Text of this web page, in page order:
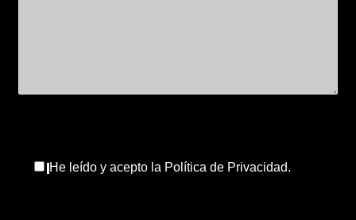
He leído y acepto la Política de Privacidad.